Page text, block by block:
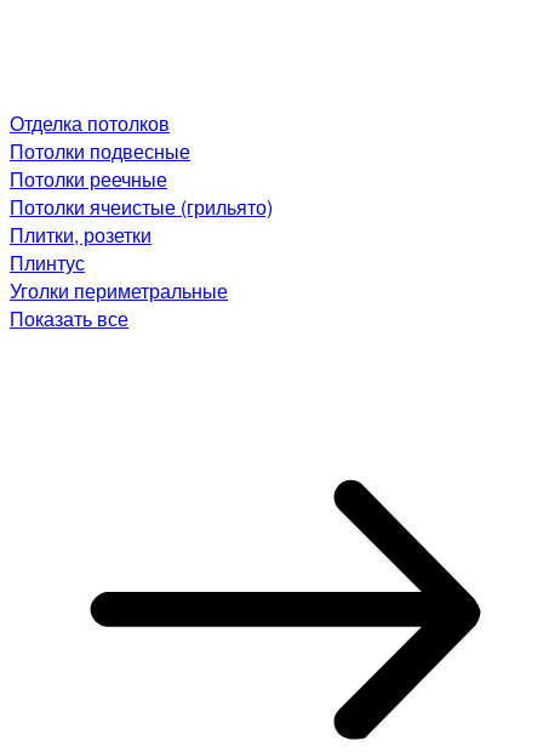
Отделка потолков
Потолки подвесные
Потолки реечные
Потолки ячеистые (грильято)
Плитки, розетки
Плинтус
Уголки периметральные
Показать все